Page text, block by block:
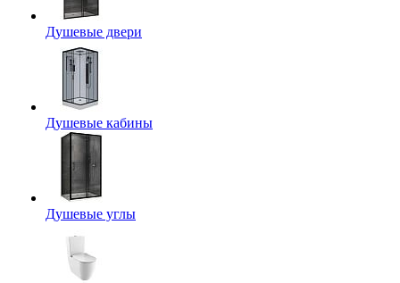
Душевые двери
Душевые кабины
Душевые углы